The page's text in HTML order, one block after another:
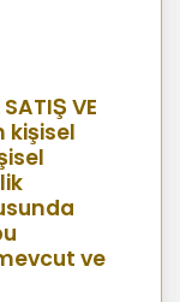
VE
kişisel
ve